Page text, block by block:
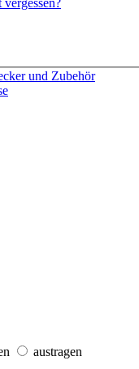
und Zubehör
austragen